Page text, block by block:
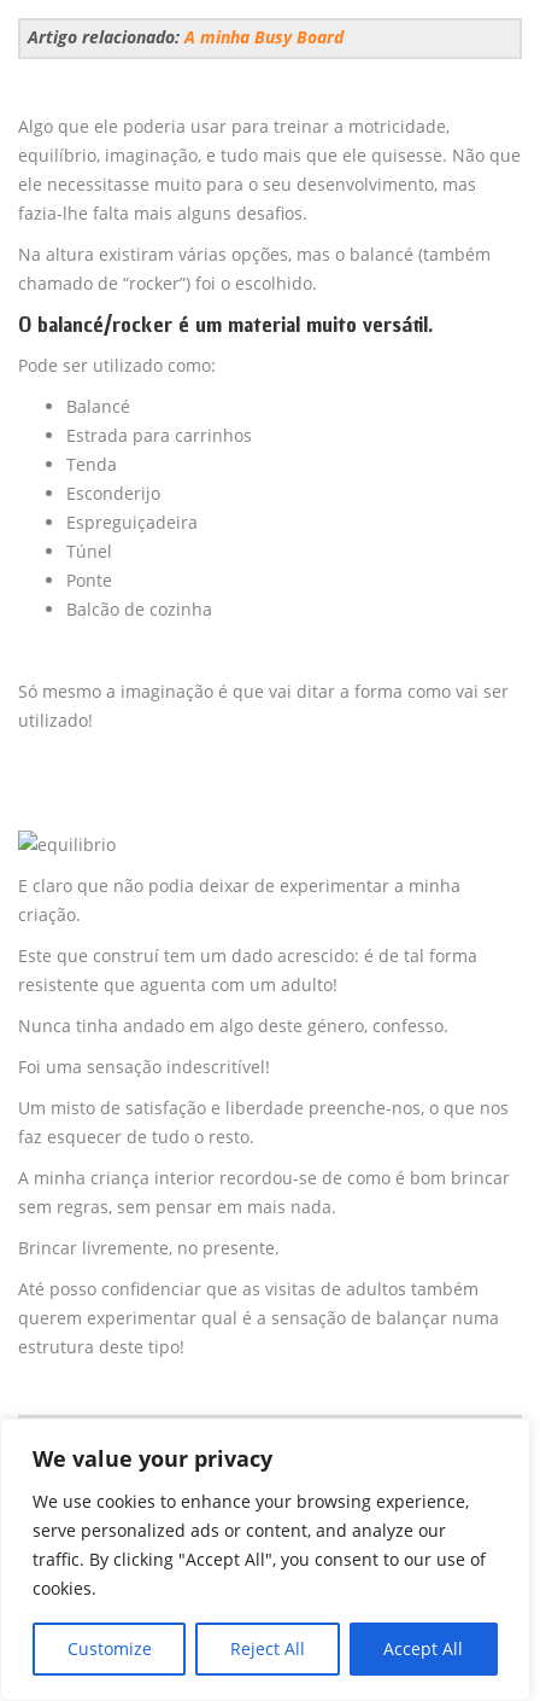
We value your privacy
We use cookies to enhance your browsing experience,
serve personalized ads or content, and analyze our
traffic. By clicking "Accept All", you consent to our use of
cookies.
Customize Reject All Accept All
Artigo relacionado: A minha Busy Board
Algo que ele poderia usar para treinar a motricidade,
equilíbrio, imaginação, e tudo mais que ele quisesse. Não que
ele necessitasse muito para o seu desenvolvimento, mas
fazia-lhe falta mais alguns desafios.
Na altura existiram várias opções, mas o balancé (também
chamado de “rocker”) foi o escolhido.
O balancé/rocker é um material muito versátil.
Pode ser utilizado como:
Balancé
Estrada para carrinhos
Tenda
Esconderijo
Espreguiçadeira
Túnel
Ponte
Balcão de cozinha
Só mesmo a imaginação é que vai ditar a forma como vai ser
utilizado!
E claro que não podia deixar de experimentar a minha
criação.
Este que construí tem um dado acrescido: é de tal forma
resistente que aguenta com um adulto!
Nunca tinha andado em algo deste género, confesso.
Foi uma sensação indescritível!
Um misto de satisfação e liberdade preenche-nos, o que nos
faz esquecer de tudo o resto.
A minha criança interior recordou-se de como é bom brincar
sem regras, sem pensar em mais nada.
Brincar livremente, no presente.
Até posso confidenciar que as visitas de adultos também
querem experimentar qual é a sensação de balançar numa
estrutura deste tipo!
crianças?
E melhor do que andar apenas um adulto é… andarem um
adulto e uma criança!
Ficamos um pouco apertados, é certo, mas tinha também que
experimentar andar com o meu filho. Agarrámo-nos bem os
dois e lá fomos nós!